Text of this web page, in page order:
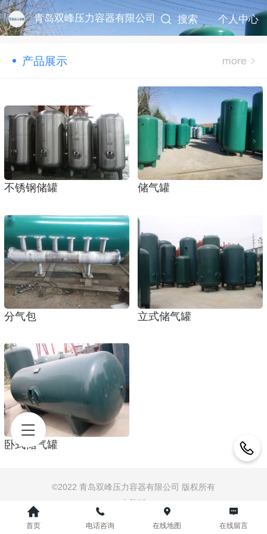
青岛双峰压力容器有限公司 搜索 个人中心
产品展示
不锈钢储罐 储气罐
分气包 立式储气罐
卧式储气罐
©2022 青岛双峰压力容器有限公司 版权所有
电脑版
首页 电话咨询 在线地图 在线留言